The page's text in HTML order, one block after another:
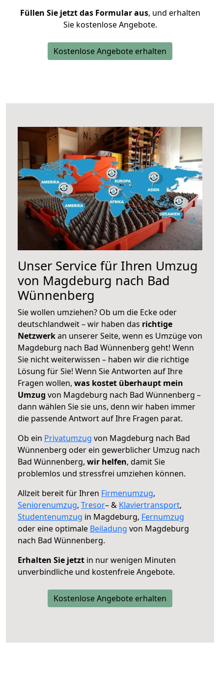
Füllen Sie jetzt das Formular aus, und erhalten
Sie kostenlose Angebote.
Kostenlose Angebote erhalten
Unser Service für Ihren Umzug
von Magdeburg nach Bad
Wünnenberg
Sie wollen umziehen? Ob um die Ecke oder
deutschlandweit – wir haben das richtige
Netzwerkan unserer Seite, wenn es Umzüge von
Magdeburg nach Bad Wünnenberg geht! Wenn
Sie nicht weiterwissen – haben wir die richtige
Lösung für Sie! Wenn Sie Antworten auf Ihre
Fragen wollen, was kostet überhaupt mein
Umzug von Magdeburg nach Bad Wünnenberg –
dann wählen Sie sie uns, denn wir haben immer
die passende Antwort auf Ihre Fragen parat.
Ob ein Privatumzug von Magdeburg nach Bad
Wünnenberg oder ein gewerblicher Umzug nach
Bad Wünnenberg, wir helfen, damit Sie
problemlos und stressfrei umziehen können.
Allzeit bereit für Ihren Firmenumzug,
Seniorenumzug, Tresor– & Klaviertransport,
Studentenumzug in Magdeburg, Fernumzug
oder eine optimale Beiladung von Magdeburg
nach Bad Wünnenberg.
Erhalten Sie jetzt in nur wenigen Minuten
unverbindliche und kostenfreie Angebote.
Kostenlose Angebote erhalten